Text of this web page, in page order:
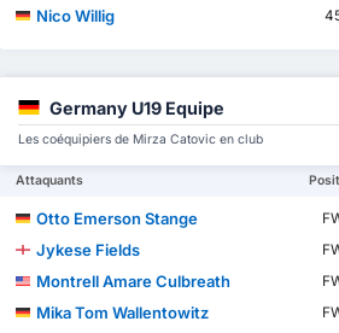
Nico Willig
Germany U19 Equipe
Les coéquipiers de Mirza Catovic en club
Attaquants
Otto Emerson Stange
Jykese Fields
Montrell Amare Culbreath
Mika Tom Wallentowitz